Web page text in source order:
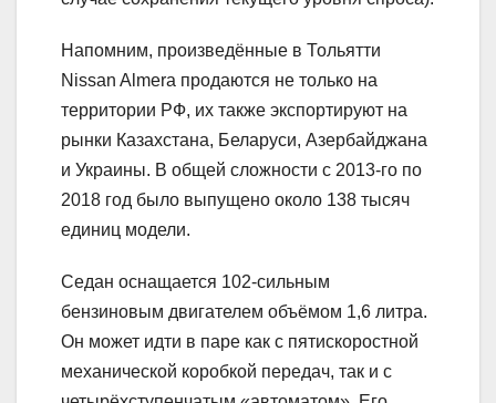
Напомним, произведённые в Тольятти
Nissan Almera продаются не только на
территории РФ, их также экспортируют на
рынки Казахстана, Беларуси, Азербайджана
и Украины. В общей сложности с 2013-го по
2018 год было выпущено около 138 тысяч
единиц модели.
Седан оснащается 102-сильным
бензиновым двигателем объёмом 1,6 литра.
Он может идти в паре как с пятискоростной
механической коробкой передач, так и с